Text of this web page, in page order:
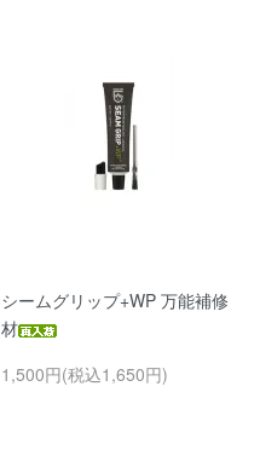
シームグリップ+WP 万能補修
材
1,500円(税込1,650円)